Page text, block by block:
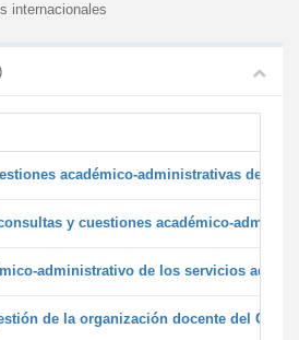
internacionales
académico-administrativas de la
y cuestiones académico-
administrativo de los servicios
de la organización docente del